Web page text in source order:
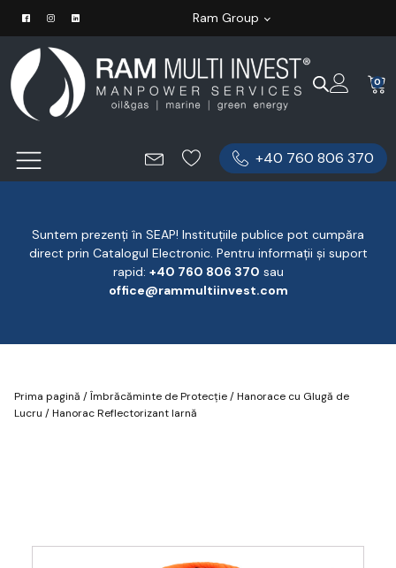
Ram Group
0
+40 760 806 370
Suntem prezenți în SEAP! Instituțiile publice pot cumpăra
direct prin Catalogul Electronic. Pentru informații și suport
rapid: ‪+40 760 806 370 ‬ sau
office@rammultiinvest.com
Prima pagină /Îmbrăcăminte de Protecție/Hanorace cu Glugă de
Lucru / Hanorac Reflectorizant Iarnă